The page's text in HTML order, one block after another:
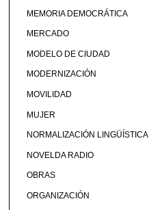
MEMORIA DEMOCRÁTICA
MERCADO
MODELO DE CIUDAD
MODERNIZACIÓN
MOVILIDAD
MUJER
NORMALIZACIÓN LINGÜÍSTICA
NOVELDA RADIO
OBRAS
ORGANIZACIÓN